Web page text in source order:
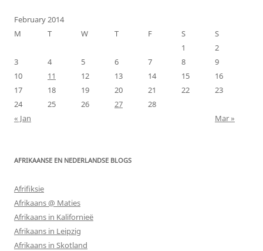
February 2014
M
T W T F S
S
1
2
3
4 5 6 7 8
9
10
11 12 13 14 15
16
17
18 19 20 21 22
23
24
25 26 27
28
« Jan
Mar »
AFRIKAANSE EN NEDERLANDSE BLOGS
Afrifiksie
Afrikaans @ Maties
Afrikaans in Kalifornieë
Afrikaans in Leipzig
Afrikaans in Skotland